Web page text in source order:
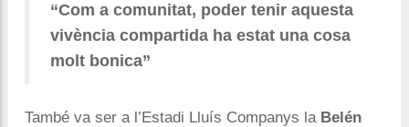
“Com a comunitat, poder tenir aquesta
vivència compartida ha estat una cosa
molt bonica”
També va ser a l’Estadi Lluís Companys la Belén